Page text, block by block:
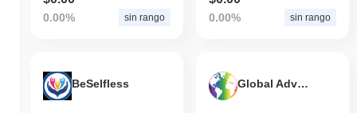
0.00% sin rango 0.00% sin rango
BeSelfless Global Adversity Project